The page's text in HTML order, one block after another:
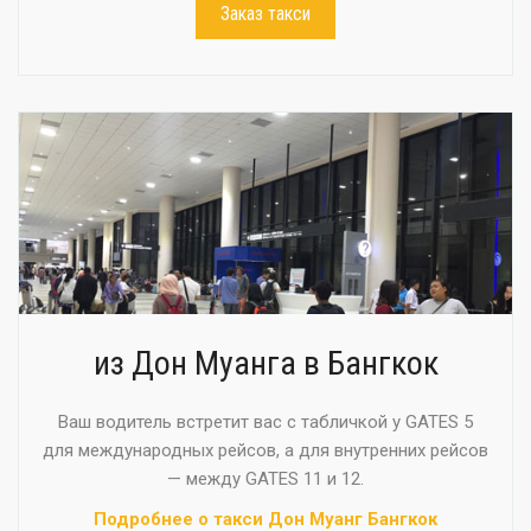
Заказ такси
из Дон Муанга в Бангкок
Ваш водитель встретит вас с табличкой у GATES 5
для международных рейсов, а для внутренних рейсов
— между GATES 11 и 12.
Подробнее о такси Дон Муанг Бангкок